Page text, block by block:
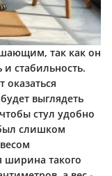
так как он
и стабильность.
оказаться
выглядеть
стул удобно
слишком
ширина такого